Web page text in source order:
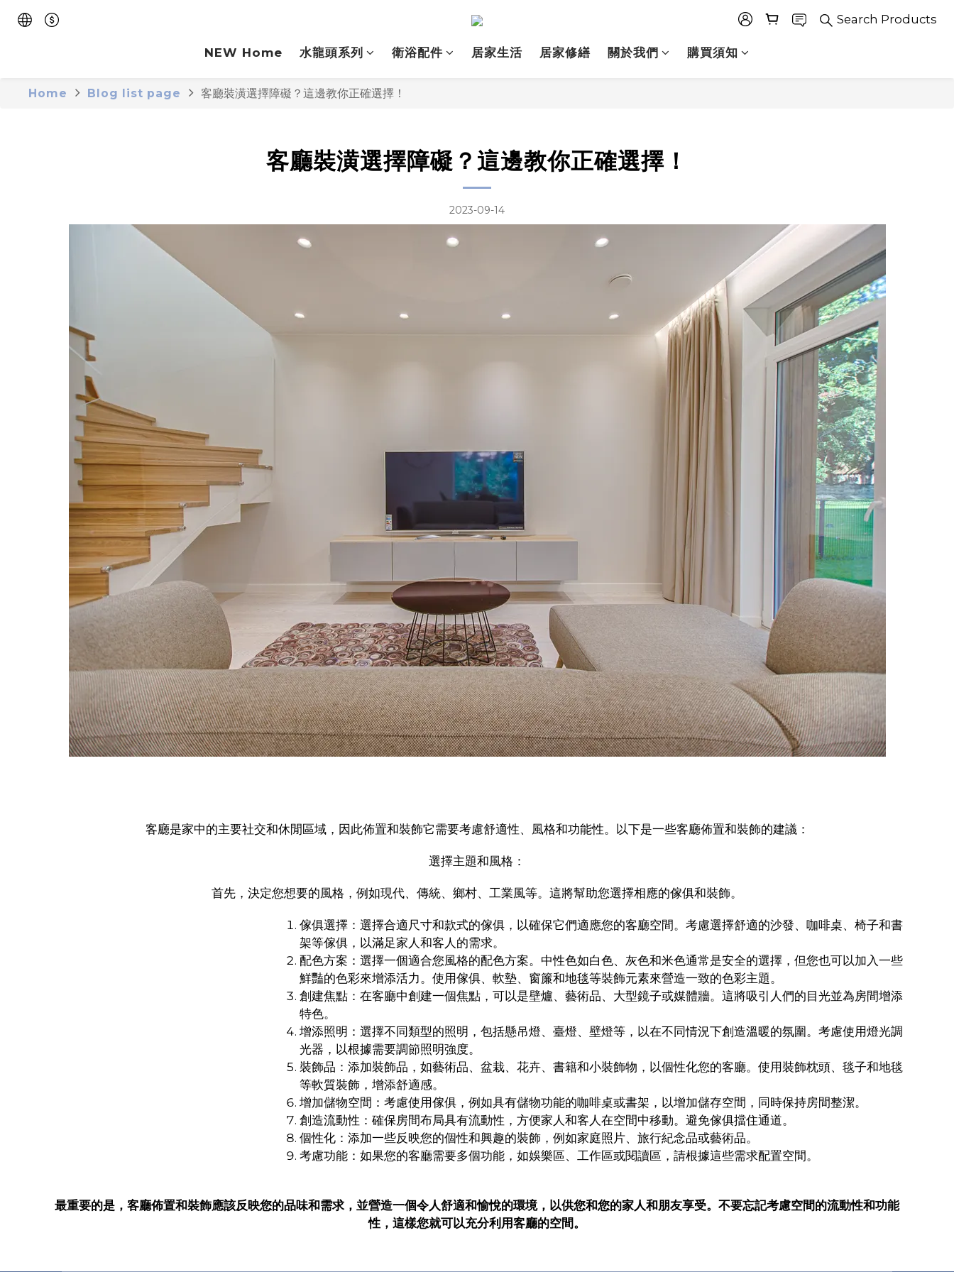
Search Products
NEW Home 水龍頭系列 衛浴配件 居家生活 居家修繕 關於我們 購買須知
Home Blog list page 客廳裝潢選擇障礙？這邊教你正確選擇！
客廳裝潢選擇障礙？這邊教你正確選擇！
2023-09-14
客廳是家中的主要社交和休閒區域，因此佈置和裝飾它需要考慮舒適性、風格和功能性。以下是一些客廳佈置和裝飾的建議：
選擇主題和風格：
首先，決定您想要的風格，例如現代、傳統、鄉村、工業風等。這將幫助您選擇相應的傢俱和裝飾。
傢俱選擇：選擇合適尺寸和款式的傢俱，以確保它們適應您的客廳空間。考慮選擇舒適的沙發、咖啡桌、椅子和書
架等傢俱，以滿足家人和客人的需求。
配色方案：選擇一個適合您風格的配色方案。中性色如白色、灰色和米色通常是安全的選擇，但您也可以加入一些
鮮豔的色彩來增添活力。使用傢俱、軟墊、窗簾和地毯等裝飾元素來營造一致的色彩主題。
創建焦點：在客廳中創建一個焦點，可以是壁爐、藝術品、大型鏡子或媒體牆。這將吸引人們的目光並為房間增添
特色。
增添照明：選擇不同類型的照明，包括懸吊燈、臺燈、壁燈等，以在不同情況下創造溫暖的氛圍。考慮使用燈光調
光器，以根據需要調節照明強度。
裝飾品：添加裝飾品，如藝術品、盆栽、花卉、書籍和小裝飾物，以個性化您的客廳。使用裝飾枕頭、毯子和地毯
等軟質裝飾，增添舒適感。
增加儲物空間：考慮使用傢俱，例如具有儲物功能的咖啡桌或書架，以增加儲存空間，同時保持房間整潔。
創造流動性：確保房間布局具有流動性，方便家人和客人在空間中移動。避免傢俱擋住通道。
個性化：添加一些反映您的個性和興趣的裝飾，例如家庭照片、旅行紀念品或藝術品。
考慮功能：如果您的客廳需要多個功能，如娛樂區、工作區或閱讀區，請根據這些需求配置空間。
最重要的是，客廳佈置和裝飾應該反映您的品味和需求，並營造一個令人舒適和愉悅的環境，以供您和您的家人和朋友享受。不要忘記考慮空間的流動性和功能
性，這樣您就可以充分利用客廳的空間。